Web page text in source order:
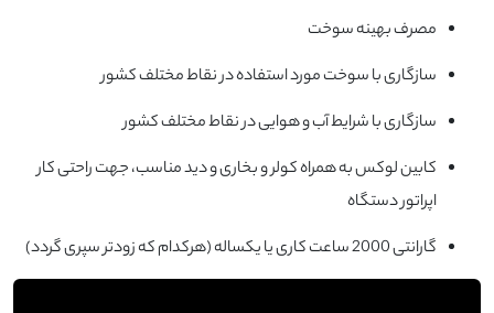
مصرف بهینه سوخت
سازگاری با سوخت مورد استفاده در نقاط مختلف کشور
سازگاری با شرایط آب و هوایی در نقاط مختلف کشور
کابین لوکس به همراه کولر و بخاری و دید مناسب، جهت راحتی کار
اپراتور دستگاه
گارانتی 2000 ساعت کاری یا یکساله (هرکدام که زودتر سپری گردد)